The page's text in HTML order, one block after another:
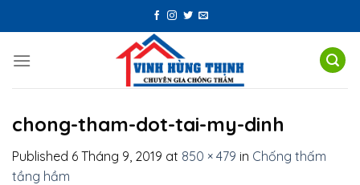
to
chong-tham-dot-tai-my-dinh
Published 6 Tháng 9, 2019 at 850 × 479 in Chống thấm
tầng hầm